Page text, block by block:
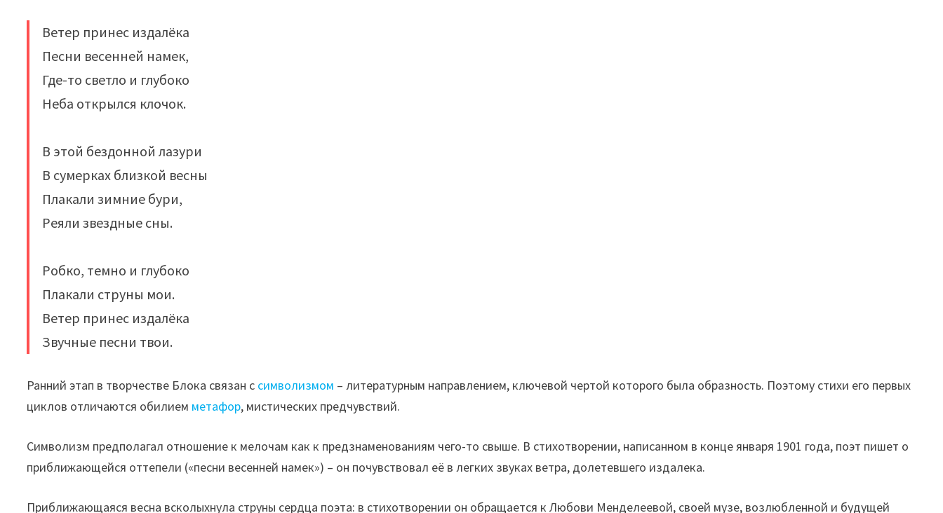
Ветер принес издалёка
Песни весенней намек,
Где-то светло и глубоко
Неба открылся клочок.
В этой бездонной лазури
В сумерках близкой весны
Плакали зимние бури,
Реяли звездные сны.
Робко, темно и глубоко
Плакали струны мои.
Ветер принес издалёка
Звучные песни твои.
Ранний этап в творчестве Блока связан с символизмом – литературным направлением, ключевой чертой которого была образность. Поэтому стихи его первых
циклов отличаются обилием метафор, мистических предчувствий.
Символизм предполагал отношение к мелочам как к предзнаменованиям чего-то свыше. В стихотворении, написанном в конце января 1901 года, поэт пишет о
приближающейся оттепели («песни весенней намек») – он почувствовал её в легких звуках ветра, долетевшего издалека.
Приближающаяся весна всколыхнула струны сердца поэта: в стихотворении он обращается к Любови Менделеевой, своей музе, возлюбленной и будущей